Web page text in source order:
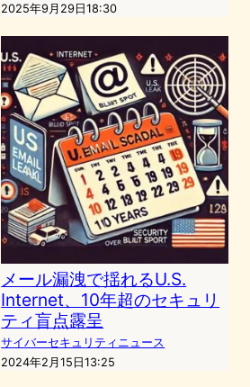
2025年9月29日18:30
メール漏洩で揺れるU.S.
Internet、10年超のセキュリ
ティ盲点露呈
サイバーセキュリティニュース
2024年2月15日13:25